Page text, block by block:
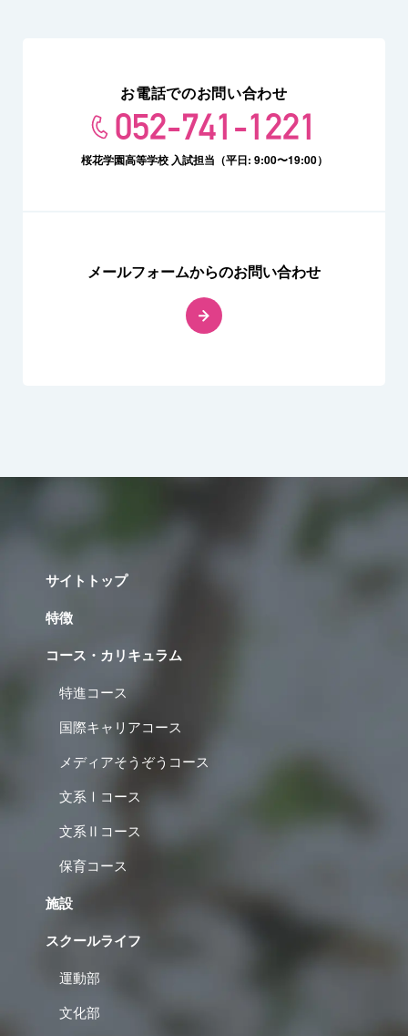
お電話でのお問い合わせ
052-741-1221
桜花学園高等学校 入試担当（平日: 9:00〜19:00）
メールフォームからのお問い合わせ
サイトトップ
特徴
コース・カリキュラム
特進コース
国際キャリアコース
メディアそうぞうコース
文系Ⅰコース
文系Ⅱコース
保育コース
施設
スクールライフ
運動部
文化部